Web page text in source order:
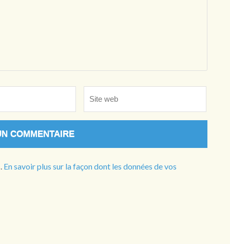
web
En savoir plus sur la façon dont les données de vos